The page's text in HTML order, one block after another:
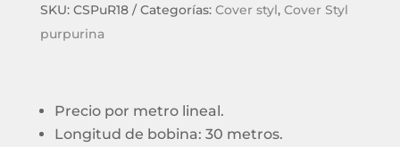
SKU: CSPuR18 Categorías: Cover styl, Cover Styl
purpurina
Precio por metro lineal.
Longitud de bobina: 30 metros.